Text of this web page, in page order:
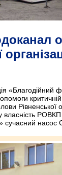
«Благодійний
критичній
Рівненської
власність
сучасний насос